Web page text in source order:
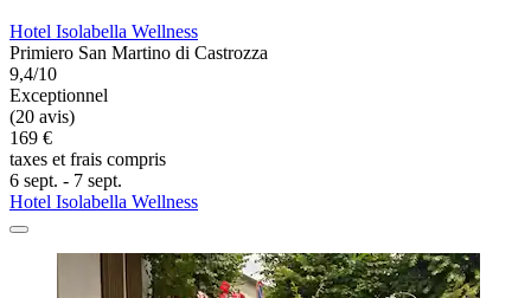
Hotel Isolabella Wellness
Primiero San Martino di Castrozza
9,4/10
Exceptionnel
(20 avis)
169 €
taxes et frais compris
6 sept. - 7 sept.
Hotel Isolabella Wellness